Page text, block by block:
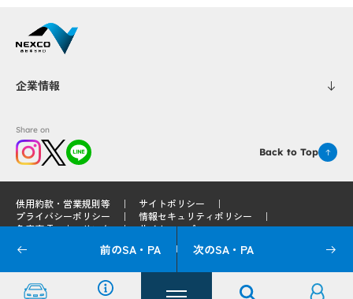
前のSA・PA 次のSA・PA
企業情報
Share on
Back to Top
供用約款・営業規則等
サイトポリシー
プライバシーポリシー
情報セキュリティポリシー
免責事項
リンク サイトマップ
© 2025 West Nippon Expressway Service Holdings Company Limited